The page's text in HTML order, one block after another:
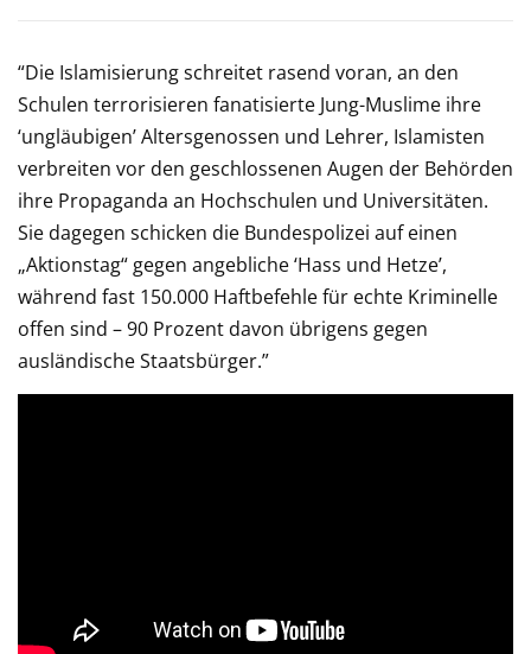
“Die Islamisierung schreitet rasend voran, an den
Schulen terrorisieren fanatisierte Jung-Muslime ihre
‘ungläubigen’ Altersgenossen und Lehrer, Islamisten
verbreiten vor den geschlossenen Augen der Behörden
ihre Propaganda an Hochschulen und Universitäten.
Sie dagegen schicken die Bundespolizei auf einen
„Aktionstag“ gegen angebliche ‘Hass und Hetze’,
während fast 150.000 Haftbefehle für echte Kriminelle
offen sind – 90 Prozent davon übrigens gegen
ausländische Staatsbürger.”